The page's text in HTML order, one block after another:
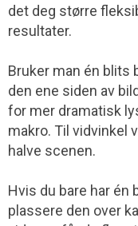
det deg større
resultater.
Bruker man én blits
den ene siden av
for mer dramatisk
makro. Til vidvinkel
halve scenen.
Hvis du bare har én
plassere den over